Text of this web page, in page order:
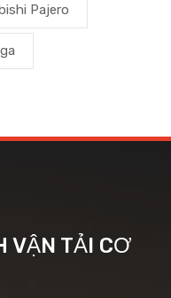
Pajero
VẬN TẢI CƠ